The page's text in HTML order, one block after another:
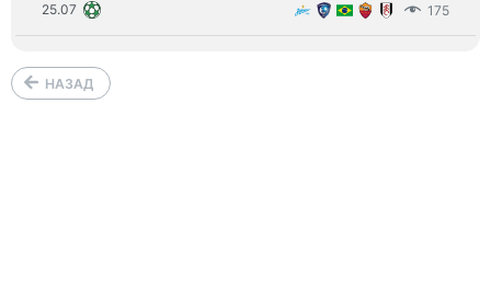
25.07 175
НАЗАД